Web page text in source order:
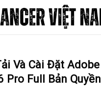
Và Cài Đặt Adobe
Pro Full Bản Quyền